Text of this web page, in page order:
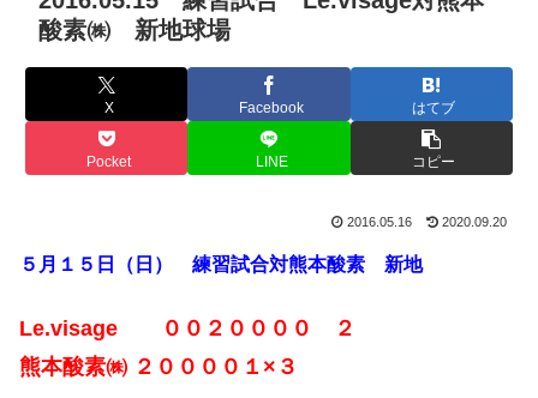
酸素㈱ 新地球場
X Facebook はてブ
Pocket LINE コピー
2016.05.16 2020.09.20
５月１５日（日） 練習試合対熊本酸素 新地
Le.visage ００２００００ ２
熊本酸素㈱ ２００００１×３